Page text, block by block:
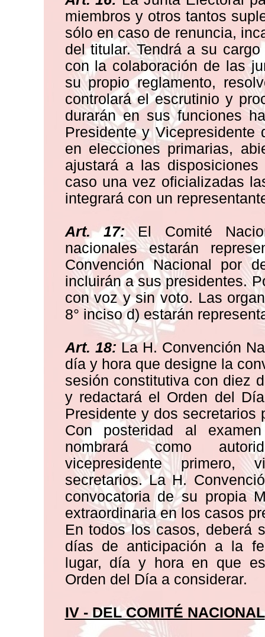
miembros y otros tantos
sólo en caso de renuncia,
del titular. Tendrá a su
con la colaboración de las
su propio reglamento,
controlará el escrutinio y
durarán en sus funciones
Presidente y Vicepresidente
en elecciones primarias,
ajustará a las
caso una vez oficializadas
integrará con un
Art. 17:El Comité
nacionales estarán
Convención Nacional por
incluirán a sus presidentes.
con voz y sin voto. Las
8° inciso d) estarán
Art. 18: La H. Convención
día y hora que designe la
sesión constitutiva con diez
y redactará el Orden del
Presidente y dos secretarios
Con posteridad al
nombrará como
vicepresidente primero,
secretarios. La H.
convocatoria de su propia
extraordinaria en los casos
En todos los casos, deberá
días de anticipación a la
lugar, día y hora en que
Orden del Día a considerar.
IV - DEL COMITÉ NACIONAL